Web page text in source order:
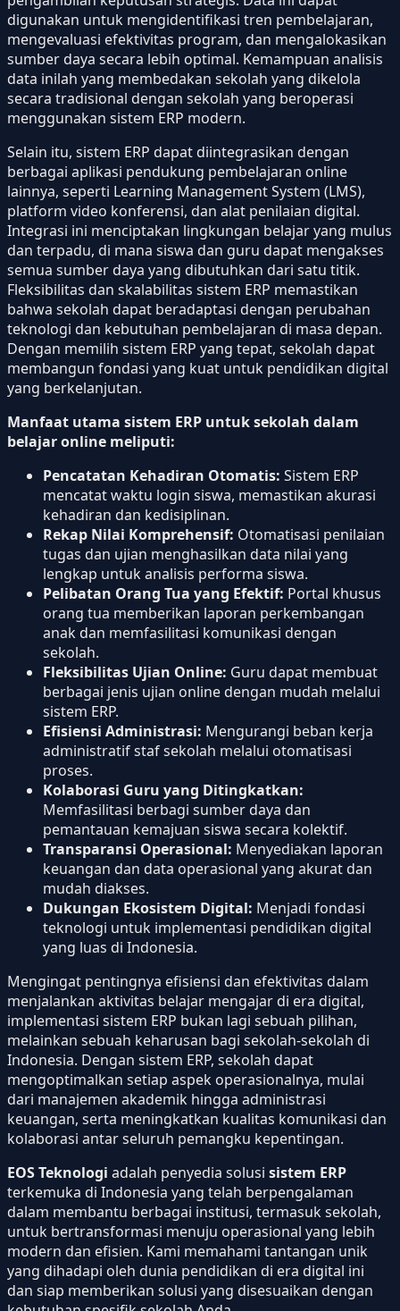
digunakan untuk mengidentifikasi tren pembelajaran,
mengevaluasi efektivitas program, dan mengalokasikan
sumber daya secara lebih optimal. Kemampuan analisis
data inilah yang membedakan sekolah yang dikelola
secara tradisional dengan sekolah yang beroperasi
menggunakan sistem ERP modern.
Selain itu, sistem ERP dapat diintegrasikan dengan
berbagai aplikasi pendukung pembelajaran online
lainnya, seperti Learning Management System (LMS),
platform video konferensi, dan alat penilaian digital.
Integrasi ini menciptakan lingkungan belajar yang mulus
dan terpadu, di mana siswa dan guru dapat mengakses
semua sumber daya yang dibutuhkan dari satu titik.
Fleksibilitas dan skalabilitas sistem ERP memastikan
bahwa sekolah dapat beradaptasi dengan perubahan
teknologi dan kebutuhan pembelajaran di masa depan.
Dengan memilih sistem ERP yang tepat, sekolah dapat
membangun fondasi yang kuat untuk pendidikan digital
yang berkelanjutan.
Manfaat utama sistem ERP untuk sekolah dalam
belajar online meliputi:
Pencatatan Kehadiran Otomatis: Sistem ERP
mencatat waktu login siswa, memastikan akurasi
kehadiran dan kedisiplinan.
Rekap Nilai Komprehensif: Otomatisasi penilaian
tugas dan ujian menghasilkan data nilai yang
lengkap untuk analisis performa siswa.
Pelibatan Orang Tua yang Efektif: Portal khusus
orang tua memberikan laporan perkembangan
anak dan memfasilitasi komunikasi dengan
sekolah.
Fleksibilitas Ujian Online: Guru dapat membuat
berbagai jenis ujian online dengan mudah melalui
sistem ERP.
Efisiensi Administrasi: Mengurangi beban kerja
administratif staf sekolah melalui otomatisasi
proses.
Kolaborasi Guru yang Ditingkatkan:
Memfasilitasi berbagi sumber daya dan
pemantauan kemajuan siswa secara kolektif.
Transparansi Operasional: Menyediakan laporan
keuangan dan data operasional yang akurat dan
mudah diakses.
Dukungan Ekosistem Digital: Menjadi fondasi
teknologi untuk implementasi pendidikan digital
yang luas di Indonesia.
Mengingat pentingnya efisiensi dan efektivitas dalam
menjalankan aktivitas belajar mengajar di era digital,
implementasi sistem ERP bukan lagi sebuah pilihan,
melainkan sebuah keharusan bagi sekolah-sekolah di
Indonesia. Dengan sistem ERP, sekolah dapat
mengoptimalkan setiap aspek operasionalnya, mulai
dari manajemen akademik hingga administrasi
keuangan, serta meningkatkan kualitas komunikasi dan
kolaborasi antar seluruh pemangku kepentingan.
EOS Teknologi adalah penyedia solusi sistem ERP
terkemuka di Indonesia yang telah berpengalaman
dalam membantu berbagai institusi, termasuk sekolah,
untuk bertransformasi menuju operasional yang lebih
modern dan efisien. Kami memahami tantangan unik
yang dihadapi oleh dunia pendidikan di era digital ini
dan siap memberikan solusi yang disesuaikan dengan